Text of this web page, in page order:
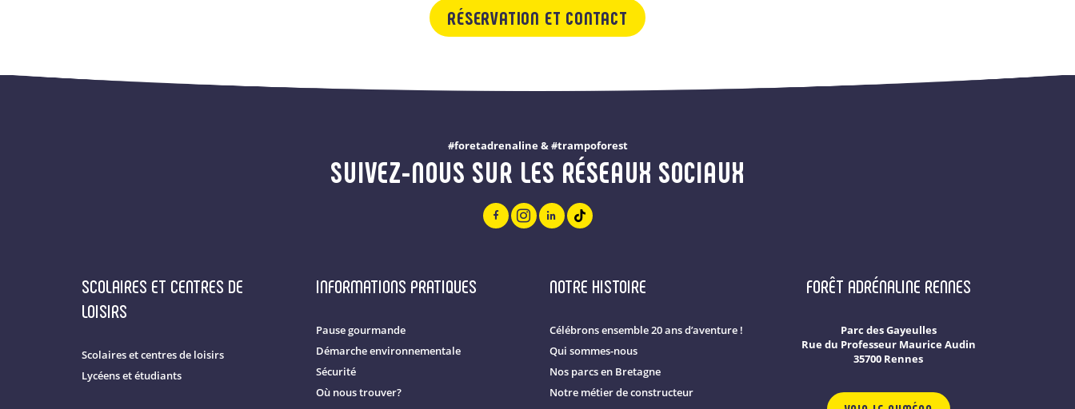
RÉSERVATION ET CONTACT
#foretadrenaline & #trampoforest
SUIVEZ-NOUS SUR LES RÉSEAUX SOCIAUX
SCOLAIRES ET CENTRES DE
LOISIRS
Scolaires et centres de loisirs
Lycéens et étudiants
INFORMATIONS PRATIQUES
Pause gourmande
Démarche environnementale
Sécurité
Où nous trouver?
NOTRE HISTOIRE
Célébrons ensemble 20 ans d’aventure !
Qui sommes-nous
Nos parcs en Bretagne
Notre métier de constructeur
FORÊT ADRÉNALINE RENNES
Parc des Gayeulles
Rue du Professeur Maurice Audin
35700 Rennes